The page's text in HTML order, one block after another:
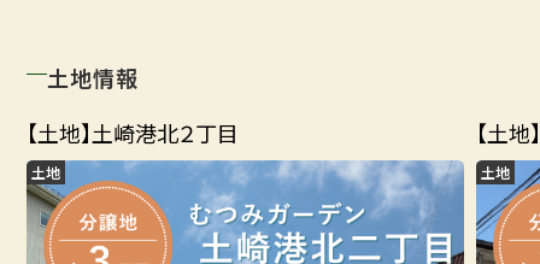
土地情報
【土地】土崎港北２丁目
土地
【土
土地